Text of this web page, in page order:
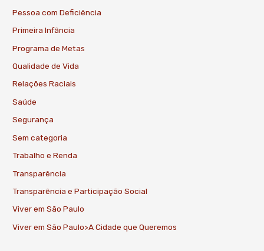
Pessoa com Deficiência
Primeira Infância
Programa de Metas
Qualidade de Vida
Relações Raciais
Saúde
Segurança
Sem categoria
Trabalho e Renda
Transparência
Transparência e Participação Social
Viver em São Paulo
Viver em São Paulo>A Cidade que Queremos